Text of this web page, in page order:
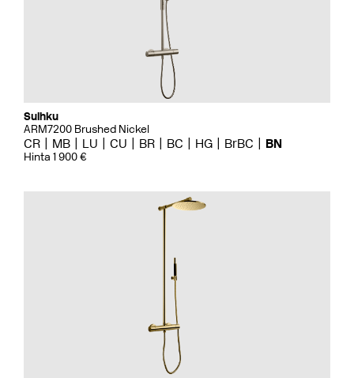
Suihku
ARM7200 Brushed Nickel
CR MB LU CU BR BC HG BrBC BN
Hinta 1 900 €